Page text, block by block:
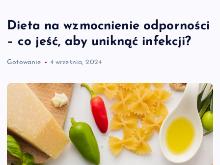
Dieta na wzmocnienie odporności
– co jeść, aby uniknąć infekcji?
Gotowanie 4 września, 2024